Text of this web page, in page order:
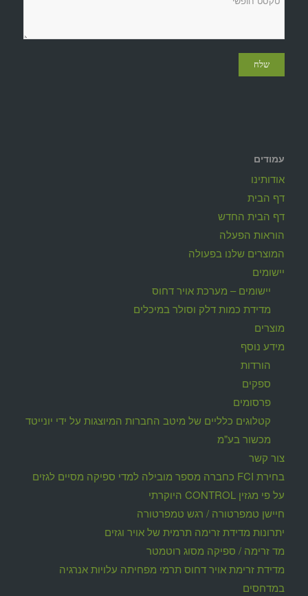
עמודים
אודותינו
דף הבית
דף הבית החדש
הוראות הפעלה
המוצרים שלנו בפעולה
יישומים
יישומים – מערכת אויר דחוס
מדידת כמות דלק וסולר במיכלים
מוצרים
מידע נוסף
הורדות
ספקים
פרסומים
קטלוגים כלליים של מיטב החברות המיוצגות על ידי יונייטד
מכשור בע"מ
צור קשר
בחירת FCI כחברה מספר מובילה למדי ספיקה מסיים לגזים
על פי מגזין CONTROL היוקרתי
חיישן טמפרטורה / רגש טמפרטורה
יתרונות מדידת זרימה תרמית של אויר וגזים
מד זרימה / ספיקה מסוג רוטמטר
מדידת זרימת אויר דחוס תרמי מפחיתה עלויות אנרגיה
במדחסים